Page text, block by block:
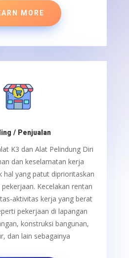
MORE
/ Penjualan
K3 dan Alat Pelindung Diri
dan keselamatan kerja
hal yang patut diprioritaskan
Kecelakan rentan
aktivitas kerja yang berat
pekerjaan di lapangan
konstruksi bangunan,
dan lain sebagainya